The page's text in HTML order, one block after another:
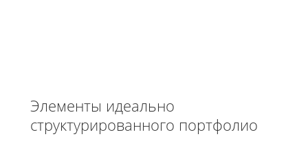
Элементы идеально
структурированного портфолио